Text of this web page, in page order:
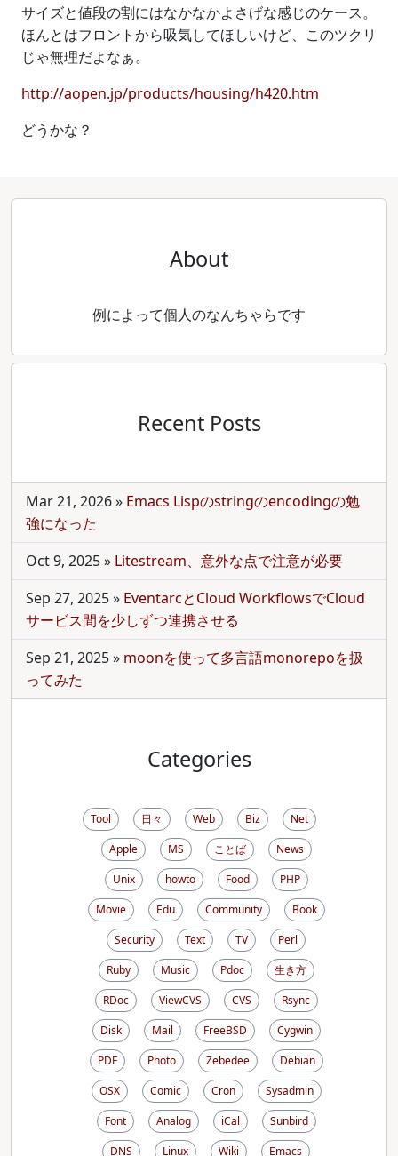
サイズと値段の割にはなかなかよさげな感じのケース。
ほんとはフロントから吸気してほしいけど、このツクリ
じゃ無理だよなぁ。
http://aopen.jp/products/housing/h420.htm
どうかな？
About
例によって個人のなんちゃらです
Recent Posts
Mar 21, 2026» Emacs Lispのstringのencodingの勉
強になった
Oct 9, 2025» Litestream、意外な点で注意が必要
Sep 27, 2025» EventarcとCloud WorkflowsでCloud
サービス間を少しずつ連携させる
Sep 21, 2025» moonを使って多言語monorepoを扱
ってみた
Categories
Tool 日々 Web Biz
Net
Apple
MS ことば
News
Unix
howto Food
PHP
Movie
Edu Community
Book
Security
Text TV
Perl
Ruby
Music Pdoc
生き方
RDoc
ViewCVS CVS
Rsync
Disk
Mail FreeBSD
Cygwin
PDF
Photo Zebedee
Debian
OSX
Comic Cron
Sysadmin
Font
Analog iCal
Sunbird
DNS
Linux Wiki
Emacs